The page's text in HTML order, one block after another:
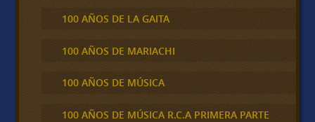
100 AÑOS DE LA GAITA
100 AÑOS DE MARIACHI
100 AÑOS DE MÚSICA
100 AÑOS DE MÚSICA R.C.A PRIMERA PARTE